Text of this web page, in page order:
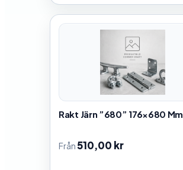
Rakt Järn ”680” 176×680 Mm
Från510,00 kr